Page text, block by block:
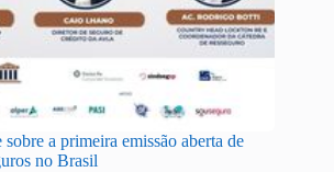
a primeira emissão aberta de
no Brasil